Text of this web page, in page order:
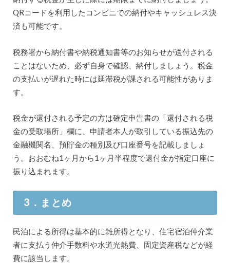
QRコードを利用したコンビニでの納付やキャッシュレス決
済も可能です。
税務署から納付書や納税通知書等のお知らせが送付される
ことはないため、必ず自身で確認、納付しましょう。税金
の支払いが遅れた時には延滞税が課される可能性がありま
す。
税金が還付される予定の方は確定申告書の「還付される税
金の受取場所」欄に、申請者本人が取引している振込先の
金融機関名、預貯金の種別及び口座番号を記載しましょ
う。おおむね1ヶ月から1ヶ月半程度で還付金が指定口座に
振り込まれます。
3．まとめ
民泊による所得は基本的に雑所得となり、住宅宿泊仲介業
者に支払う仲介手数料や水道光熱費、固定資産税などが経
費に該当します。